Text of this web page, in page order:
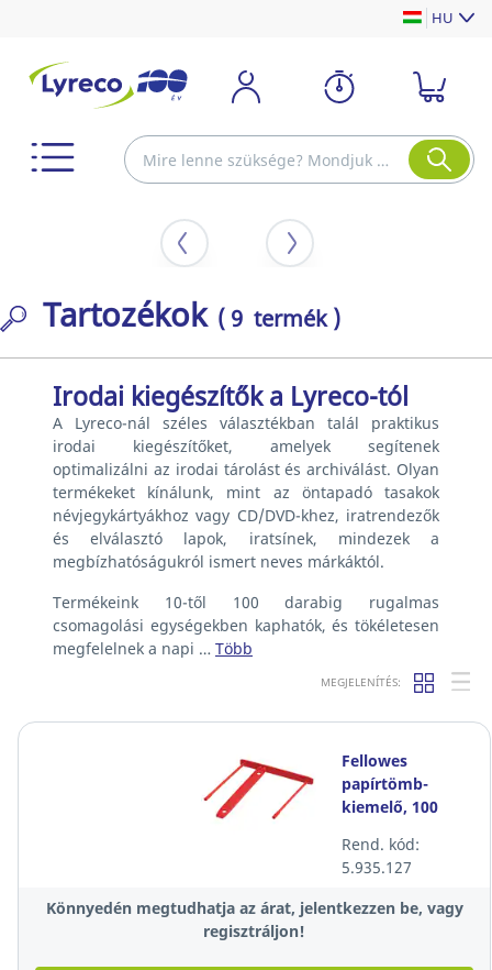
HU
Tartozékok ( 9 termék )
Irodai kiegészítők a Lyreco-tól
A Lyreco-nál széles választékban talál praktikus
irodai kiegészítőket, amelyek segítenek
optimalizálni az irodai tárolást és archiválást. Olyan
termékeket kínálunk, mint az öntapadó tasakok
névjegykártyákhoz vagy CD/DVD-khez, iratrendezők
és elválasztó lapok, iratsínek, mindezek a
megbízhatóságukról ismert neves márkáktól.
Termékeink 10-től 100 darabig rugalmas
csomagolási egységekben kaphatók, és tökéletesen
megfelelnek a napi … Több
MEGJELENÍTÉS:
Fellowes
papírtömb-
kiemelő, 100
Rend. kód:
5.935.127
Könnyedén megtudhatja az árat, jelentkezzen be, vagy
regisztráljon!